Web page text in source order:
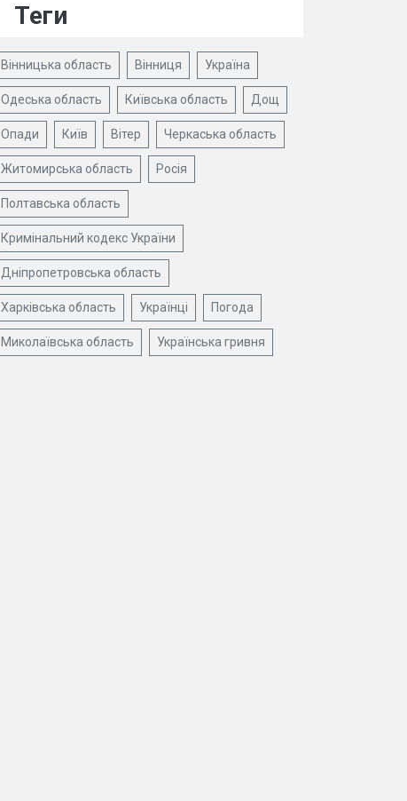
Теги
Вінницька область Вінниця Україна
Одеська область Київська область Дощ
Опади Київ Вітер Черкаська область
Житомирська область Росія
Полтавська область
Кримінальний кодекс України
Дніпропетровська область
Харківська область Українці Погода
Миколаївська область Українська гривня